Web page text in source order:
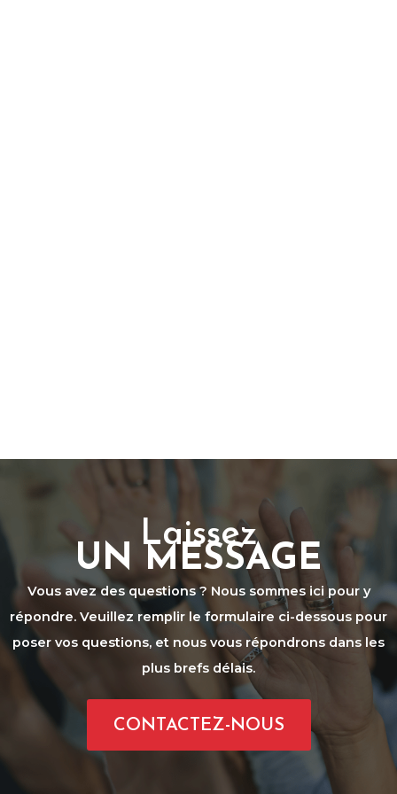
Laissez
UN MESSAGE
Vous avez des questions ? Nous sommes ici pour y
répondre. Veuillez remplir le formulaire ci-dessous pour
poser vos questions, et nous vous répondrons dans les
plus brefs délais.
CONTACTEZ-NOUS